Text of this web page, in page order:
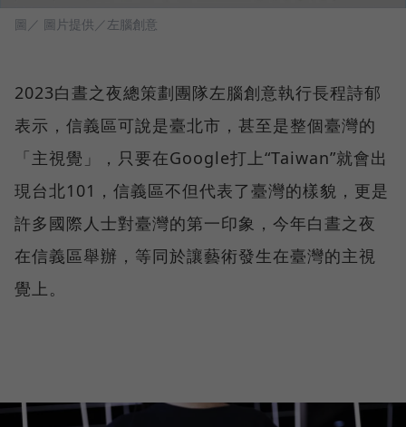
圖／ 圖片提供／左腦創意
2023白晝之夜總策劃團隊左腦創意執行長程詩郁
表示，信義區可說是臺北市，甚至是整個臺灣的
「主視覺」，只要在Google打上“Taiwan”就會出
現台北101，信義區不但代表了臺灣的樣貌，更是
許多國際人士對臺灣的第一印象，今年白晝之夜
在信義區舉辦，等同於讓藝術發生在臺灣的主視
覺上。